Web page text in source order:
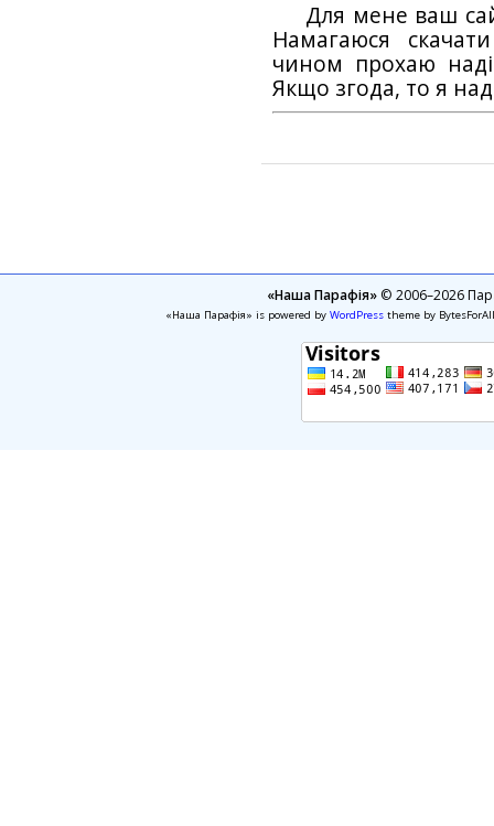
Для мене ваш
Намагаюся
чином прохаю
Якщо згода, то я
«Наша Парафія»© 2006–2026
«Наша Парафія» is powered by WordPresstheme by